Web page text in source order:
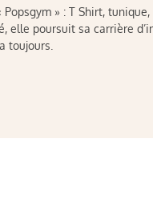
» : T Shirt,
elle poursuit sa carrière
toujours.